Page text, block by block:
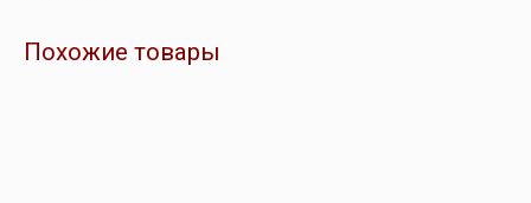
Похожие товары